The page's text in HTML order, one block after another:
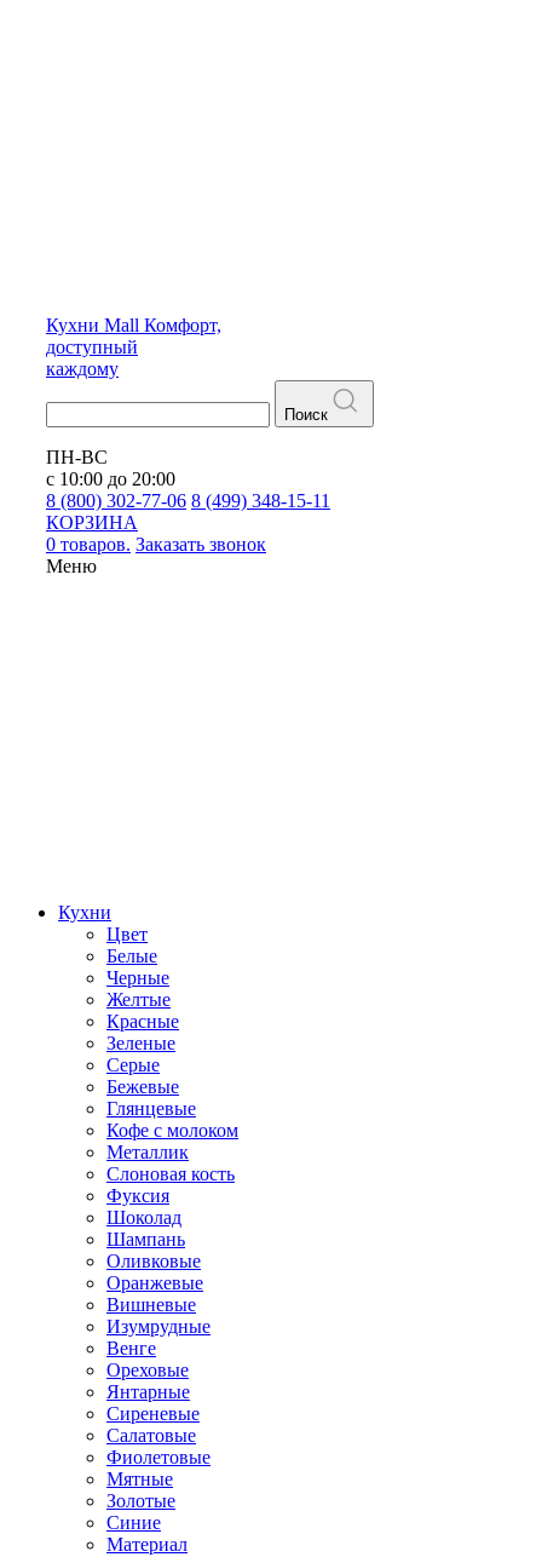
Кухни Mall Комфорт,
доступный
каждому
Поиск
ПН-ВС
с 10:00 до 20:00
8 (800) 302-77-06 8 (499) 348-15-11
КОРЗИНА
0 товаров. Заказать звонок
Меню
Кухни
Цвет
Белые
Черные
Желтые
Красные
Зеленые
Серые
Бежевые
Глянцевые
Кофе с молоком
Металлик
Слоновая кость
Фуксия
Шоколад
Шампань
Оливковые
Оранжевые
Вишневые
Изумрудные
Венге
Ореховые
Янтарные
Сиреневые
Салатовые
Фиолетовые
Мятные
Золотые
Синие
Материал